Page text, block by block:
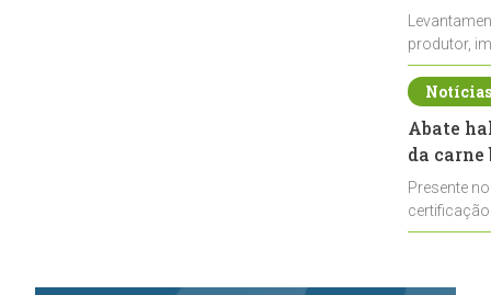
produtor,
de leite cru
Abate
da
Presente